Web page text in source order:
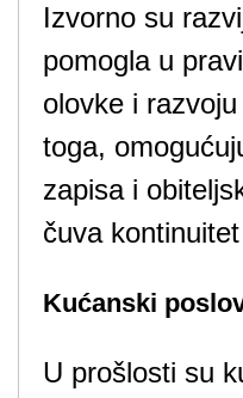
Izvorno su
pomogla u
olovke i
toga,
zapisa i
čuva
Kućanski
U prošlosti su